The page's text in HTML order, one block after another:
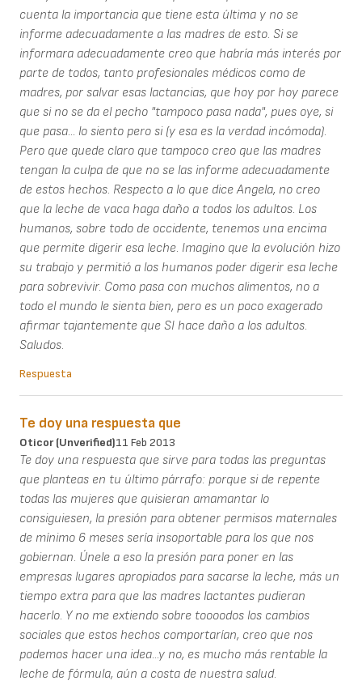
cuenta la importancia que tiene esta última y no se
informe adecuadamente a las madres de esto. Si se
informara adecuadamente creo que habría más interés por
parte de todos, tanto profesionales médicos como de
madres, por salvar esas lactancias, que hoy por hoy parece
que si no se da el pecho "tampoco pasa nada", pues oye, si
que pasa... lo siento pero si (y esa es la verdad incómoda).
Pero que quede claro que tampoco creo que las madres
tengan la culpa de que no se las informe adecuadamente
de estos hechos. Respecto a lo que dice Angela, no creo
que la leche de vaca haga daño a todos los adultos. Los
humanos, sobre todo de occidente, tenemos una encima
que permite digerir esa leche. Imagino que la evolución hizo
su trabajo y permitió a los humanos poder digerir esa leche
para sobrevivir. Como pasa con muchos alimentos, no a
todo el mundo le sienta bien, pero es un poco exagerado
afirmar tajantemente que SI hace daño a los adultos.
Saludos.
Respuesta
Te doy una respuesta que
Oticor (unverified)11 Feb 2013
Te doy una respuesta que sirve para todas las preguntas
que planteas en tu último párrafo: porque si de repente
todas las mujeres que quisieran amamantar lo
consiguiesen, la presión para obtener permisos maternales
de mínimo 6 meses sería insoportable para los que nos
gobiernan. Únele a eso la presión para poner en las
empresas lugares apropiados para sacarse la leche, más un
tiempo extra para que las madres lactantes pudieran
hacerlo. Y no me extiendo sobre toooodos los cambios
sociales que estos hechos comportarían, creo que nos
podemos hacer una idea...y no, es mucho más rentable la
leche de fórmula, aún a costa de nuestra salud.